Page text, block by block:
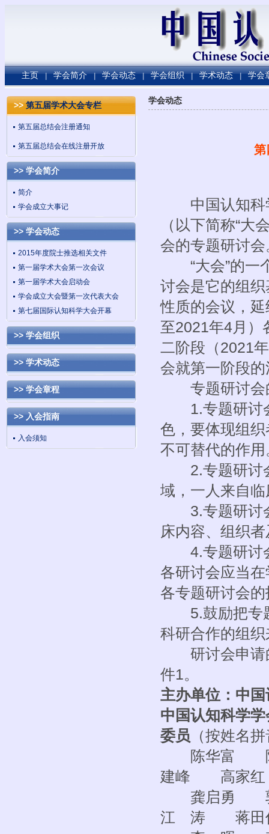
主页 | 学会简介 | 学会动态 | 学会组织 | 学术动态 | 学会
>>第五届学术大会专栏
第五届总结会注册通知
第五届总结会在线注册开放
>> 学会简介
简介
学会成立大事记
>> 学会动态
2015年度院士推选相关文件
第一届学术大会第一次会议
第一届学术大会启动会
学会成立大会暨第一次代表大会
第七届国际认知科学大会开幕
>> 学会组织
>> 学术动态
>> 学会章程
>> 入会指南
入会须知
学会动态
第
中国认知科
（以下简称“大
会的专题研讨会
“大会”的一个
讨会是它的组
性质的会议，
至2021年4月）
二阶段（2021
会就第一阶段
专题研讨会
1.专题研讨会
色，要体现组
不可替代的作用
2.专题研讨会
域，一人来自
3.专题研讨会
床内容、组织
4.专题研讨会
各研讨会应当
各专题研讨会
5.鼓励把专题
科研合作的组
研讨会申请
件1。
主办单位：中
中国认知科学
委员 （按姓名
陈华富
建峰 高家红
龚启勇
江 涛 蒋田